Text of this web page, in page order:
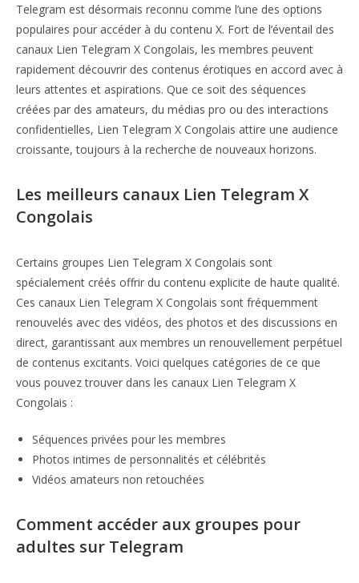
Telegram est désormais reconnu comme l’une des options
populaires pour accéder à du contenu X. Fort de l’éventail des
canaux Lien Telegram X Congolais, les membres peuvent
rapidement découvrir des contenus érotiques en accord avec à
leurs attentes et aspirations. Que ce soit des séquences
créées par des amateurs, du médias pro ou des interactions
confidentielles, Lien Telegram X Congolais attire une audience
croissante, toujours à la recherche de nouveaux horizons.
Les meilleurs canaux Lien Telegram X
Congolais
Certains groupes Lien Telegram X Congolais sont
spécialement créés offrir du contenu explicite de haute qualité.
Ces canaux Lien Telegram X Congolais sont fréquemment
renouvelés avec des vidéos, des photos et des discussions en
direct, garantissant aux membres un renouvellement perpétuel
de contenus excitants. Voici quelques catégories de ce que
vous pouvez trouver dans les canaux Lien Telegram X
Congolais :
Séquences privées pour les membres
Photos intimes de personnalités et célébrités
Vidéos amateurs non retouchées
Comment accéder aux groupes pour
adultes sur Telegram